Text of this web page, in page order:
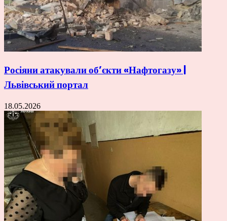
Росіяни атакували об’єкти «Нафтогазу» |
Львівський портал
18.05.2026